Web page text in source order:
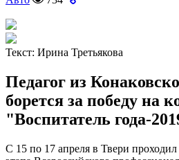
Текст: Ирина Третьякова
Педагог из
борется за победу на
"Воспитатель года-
С 15 по 17 апреля в Твери